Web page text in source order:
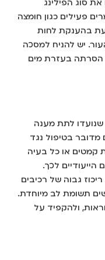
סוג הפילינג
פעילים כגון חומצה
בהענקת לחות
יש להניח למסכה
דקות לפני הסרתה בעזרת מים
לתת מענה
בטיפול נגד
או כל בעיה
לכך.
גבוה של רכיבים
תשומת לב מיוחדת.
ולהקפיד על